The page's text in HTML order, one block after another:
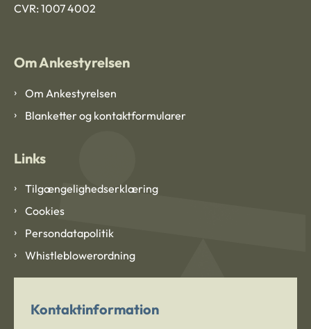
CVR: 1007 4002
Om Ankestyrelsen
Om Ankestyrelsen
Blanketter og kontaktformularer
Links
Tilgængelighedserklæring
Cookies
Persondatapolitik
Whistleblowerordning
Kontaktinformation